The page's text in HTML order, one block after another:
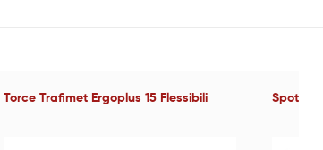
Torce Trafimet Ergoplus 15 Flessibili Spot e